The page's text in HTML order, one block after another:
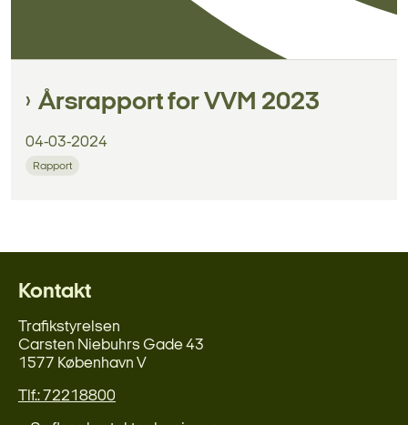
Årsrapport for VVM 2023
04-03-2024
Rapport
Kontakt
Trafikstyrelsen
Carsten Niebuhrs Gade 43
1577 København V
Tlf.: 72218800